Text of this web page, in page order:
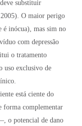
substituir
O maior perigo
é inócua), mas sim no
com depressão
o tratamento
uso exclusivo de
está ciente do
forma complementar
o potencial de dano